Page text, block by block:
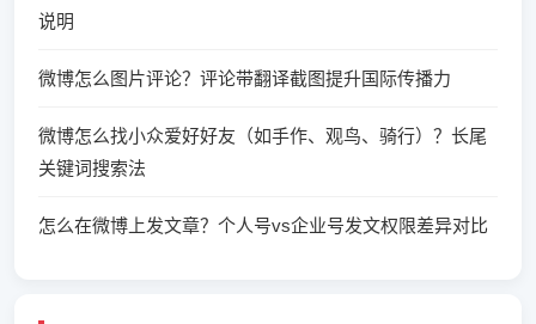
说明
微博怎么图片评论？评论带翻译截图提升国际传播力
微博怎么找小众爱好好友（如手作、观鸟、骑行）？长尾
关键词搜索法
怎么在微博上发文章？个人号vs企业号发文权限差异对比